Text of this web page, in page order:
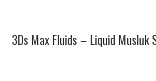
3Ds Max Fluids – Liquid Musluk